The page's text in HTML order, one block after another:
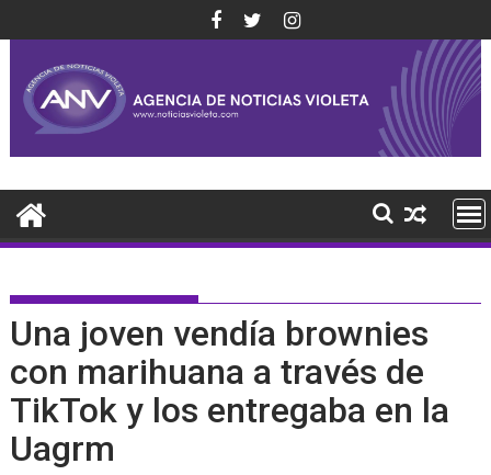
al
contenido
Una joven vendía brownies
con marihuana a través de
TikTok y los entregaba en la
Uagrm